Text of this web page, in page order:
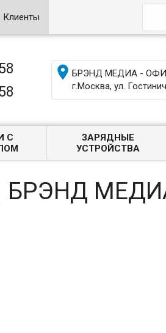
Клиенты
БРЭНД МЕДИА -
г.Москва, ул.
С
ЗАРЯДНЫЕ
УСТРОЙСТВА
| БРЭНД